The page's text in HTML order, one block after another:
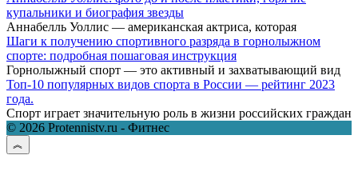
купальники и биография звезды
Аннабелль Уоллис — американская актриса, которая
Шаги к получению спортивного разряда в горнолыжном
спорте: подробная пошаговая инструкция
Горнолыжный спорт — это активный и захватывающий вид
Топ-10 популярных видов спорта в России — рейтинг 2023
года.
Спорт играет значительную роль в жизни российских граждан
© 2026 Protennistv.ru - Фитнес